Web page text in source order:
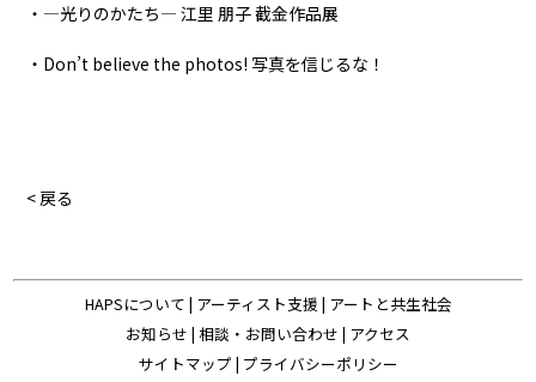
・―光りのかたち― 江里 朋子 截金作品展
・Don’t believe the photos! 写真を信じるな！
< 戻る
HAPSについて | アーティスト支援 | アートと共生社会
お知らせ | 相談・お問い合わせ | アクセス
サイトマップ | プライバシーポリシー